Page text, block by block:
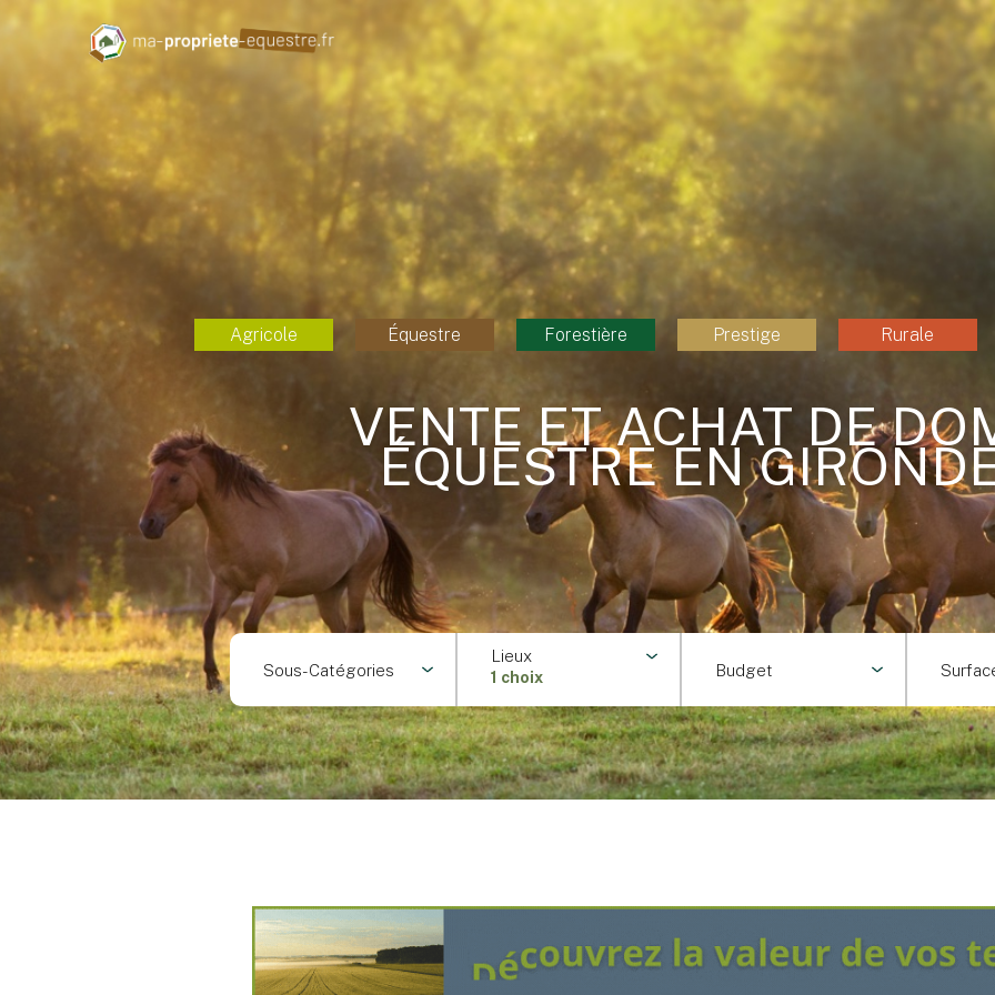
Agricole Équestre Forestière Prestige Rurale
VENTE ET ACHAT DE
ÉQUESTRE EN
Sous-Catégories
Lieux
1 choix Budget